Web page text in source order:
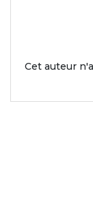
Cet auteur